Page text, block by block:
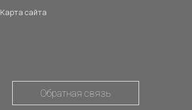
Карта сайта
Обратная связь